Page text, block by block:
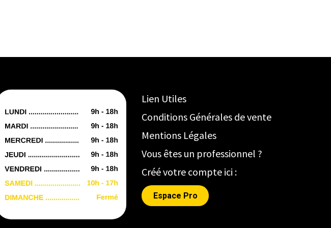
Lien Utiles
Conditions Générales de vente
Mentions Légales
Vous êtes un professionnel ?
Créé votre compte ici :
Espace Pro